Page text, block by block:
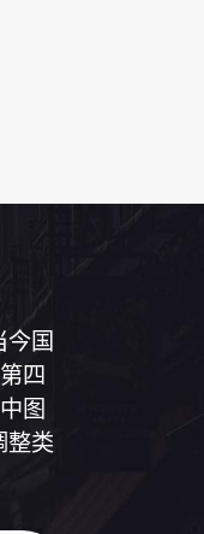
国
四
图
整类